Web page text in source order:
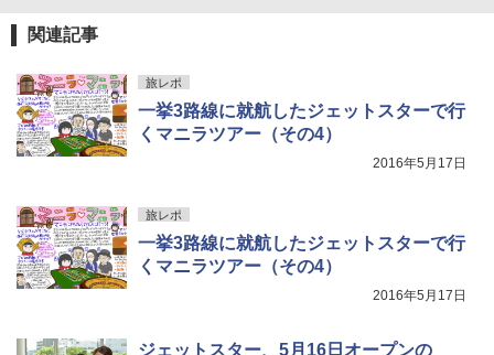
関連記事
旅レポ
一挙3路線に就航したジェットスターで行
くマニラツアー（その4）
2016年5月17日
旅レポ
一挙3路線に就航したジェットスターで行
くマニラツアー（その4）
2016年5月17日
ジェットスター、5月16日オープンの